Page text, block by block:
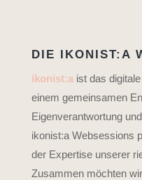
DIE IKONIST:A
ikonist:a ist das
einem gemeinsamen
Eigenverantwortung
ikonist:a Websessions
der Expertise unserer
Zusammen möchten